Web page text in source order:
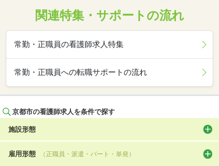
関連特集・サポートの流れ
常勤・正職員の看護師求人特集
常勤・正職員への転職サポートの流れ
京都市の看護師求人を条件で探す
施設形態
雇用形態 （正職員・派遣・パート・単発）